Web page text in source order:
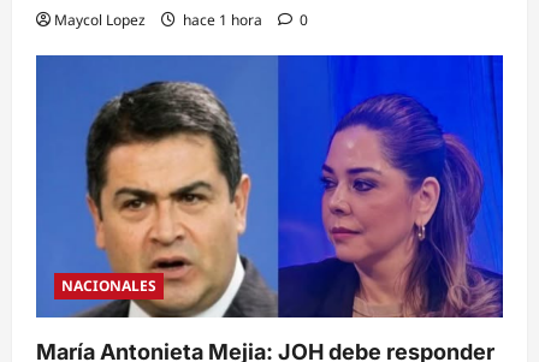
Maycol Lopez hace 1 hora 0
NACIONALES
María Antonieta Mejia: JOH debe responder